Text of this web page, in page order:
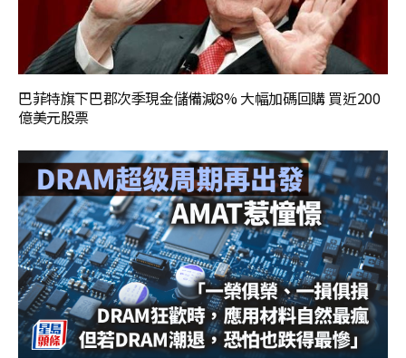
巴菲特旗下巴郡次季現金儲備減8% 大幅加碼回購 買近200
億美元股票